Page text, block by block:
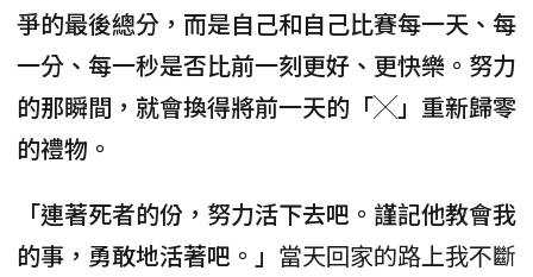
爭的最後總分，而是自己和自己比賽每一天、每
一分、每一秒是否比前一刻更好、更快樂。努力
的那瞬間，就會換得將前一天的「╳」重新歸零
的禮物。
「連著死者的份，努力活下去吧。謹記他教會我
的事，勇敢地活著吧。」 當天回家的路上我不斷